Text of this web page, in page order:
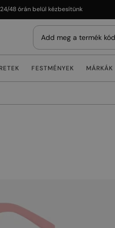
órán belül kézbesítünk
FESTMÉNYEK MÁRKÁK